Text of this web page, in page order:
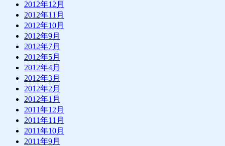
2012年12月
2012年11月
2012年10月
2012年9月
2012年7月
2012年5月
2012年4月
2012年3月
2012年2月
2012年1月
2011年12月
2011年11月
2011年10月
2011年9月